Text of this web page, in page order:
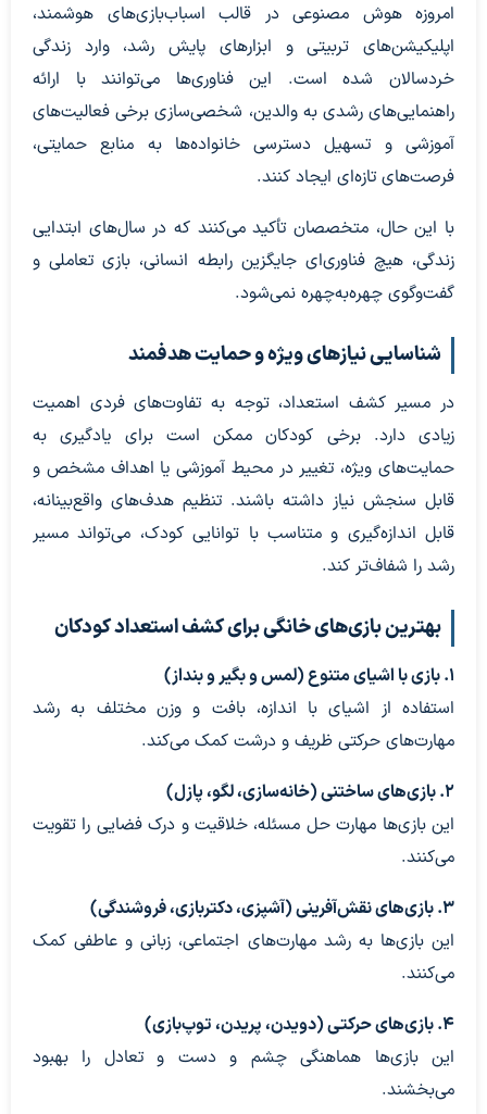
امروزه هوش مصنوعی در قالب اسباب‌بازی‌های هوشمند،
اپلیکیشن‌های تربیتی و ابزارهای پایش رشد، وارد زندگی
خردسالان شده است. این فناوری‌ها می‌توانند با ارائه
راهنمایی‌های رشدی به والدین، شخصی‌سازی برخی فعالیت‌های
آموزشی و تسهیل دسترسی خانواده‌ها به منابع حمایتی،
فرصت‌های تازه‌ای ایجاد کنند.
با این حال، متخصصان تأکید می‌کنند که در سال‌های ابتدایی
زندگی، هیچ فناوری‌ای جایگزین رابطه انسانی، بازی تعاملی و
گفت‌وگوی چهره‌به‌چهره نمی‌شود.
شناسایی نیازهای ویژه و حمایت هدفمند
در مسیر کشف استعداد، توجه به تفاوت‌های فردی اهمیت
زیادی دارد. برخی کودکان ممکن است برای یادگیری به
حمایت‌های ویژه، تغییر در محیط آموزشی یا اهداف مشخص و
قابل سنجش نیاز داشته باشند. تنظیم هدف‌های واقع‌بینانه،
قابل اندازه‌گیری و متناسب با توانایی کودک، می‌تواند مسیر
رشد را شفاف‌تر کند.
بهترین بازی‌های خانگی برای کشف استعداد کودکان
۱. بازی با اشیای متنوع (لمس و بگیر و بنداز)
استفاده از اشیای با اندازه، بافت و وزن مختلف به رشد
مهارت‌های حرکتی ظریف و درشت کمک می‌کند.
۲. بازی‌های ساختنی (خانه‌سازی، لگو، پازل)
این بازی‌ها مهارت حل مسئله، خلاقیت و درک فضایی را تقویت
می‌کنند.
۳. بازی‌های نقش‌آفرینی (آشپزی، دکتربازی، فروشندگی)
این بازی‌ها به رشد مهارت‌های اجتماعی، زبانی و عاطفی کمک
می‌کنند.
۴. بازی‌های حرکتی (دویدن، پریدن، توپ‌بازی)
این بازی‌ها هماهنگی چشم و دست و تعادل را بهبود
می‌بخشند.